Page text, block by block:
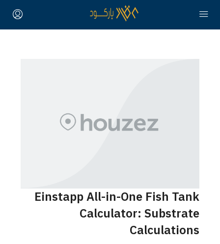
Einstapp All-in-One Fish Tank
Calculator: Substrate
Calculations